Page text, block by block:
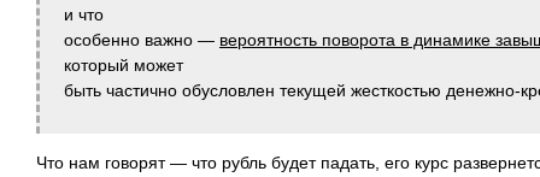
и что
особенно важно — вероятность поворота в динамике
который может
быть частично обусловлен текущей жесткостью денежно-
Что нам говорят — что рубль будет падать, его курс